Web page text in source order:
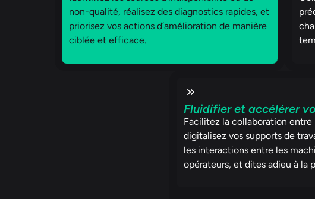
non-qualité, réalisez des diagnostics rapides, et
priorisez vos actions d’amélioration de manière
ciblée et efficace.
Fluidifier et accélérer
Facilitez la collaboration entre
digitalisez vos supports de
les interactions entre les
opérateurs, et dites adieu à la